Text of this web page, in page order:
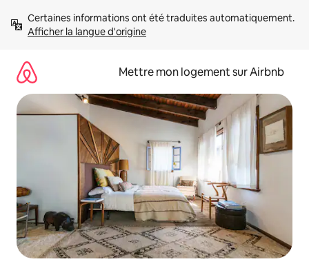
directement
Afficher la langue d'origine
Mettre mon logement sur Airbnb